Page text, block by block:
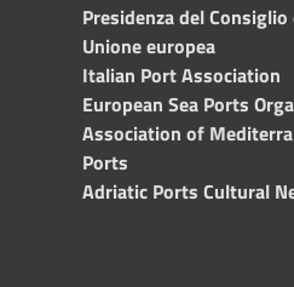
Presidenza del
Unione europea
Italian Port Association
European Sea Ports
Association of
Ports
Adriatic Ports Cultural